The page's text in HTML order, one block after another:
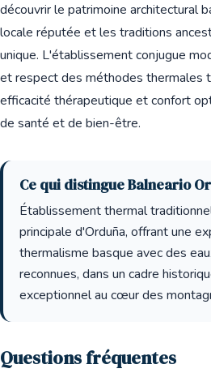
découvrir le patrimoine architectural
locale réputée et les traditions
unique. L'établissement conjugue
et respect des méthodes thermales
efficacité thérapeutique et confort
de santé et de bien-être.
Ce qui distingue Balneario
Établissement thermal
principale d'Orduña, offrant une
thermalisme basque avec des
reconnues, dans un cadre
exceptionnel au cœur des
Questions fréquentes